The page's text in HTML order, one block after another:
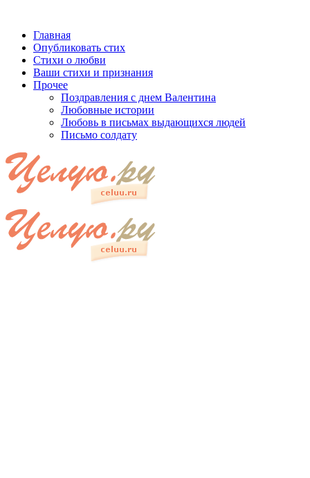
Главная
Опубликовать стих
Стихи о любви
Ваши стихи и признания
Прочее
Поздравления с днем Валентина
Любовные истории
Любовь в письмах выдающихся людей
Письмо солдату